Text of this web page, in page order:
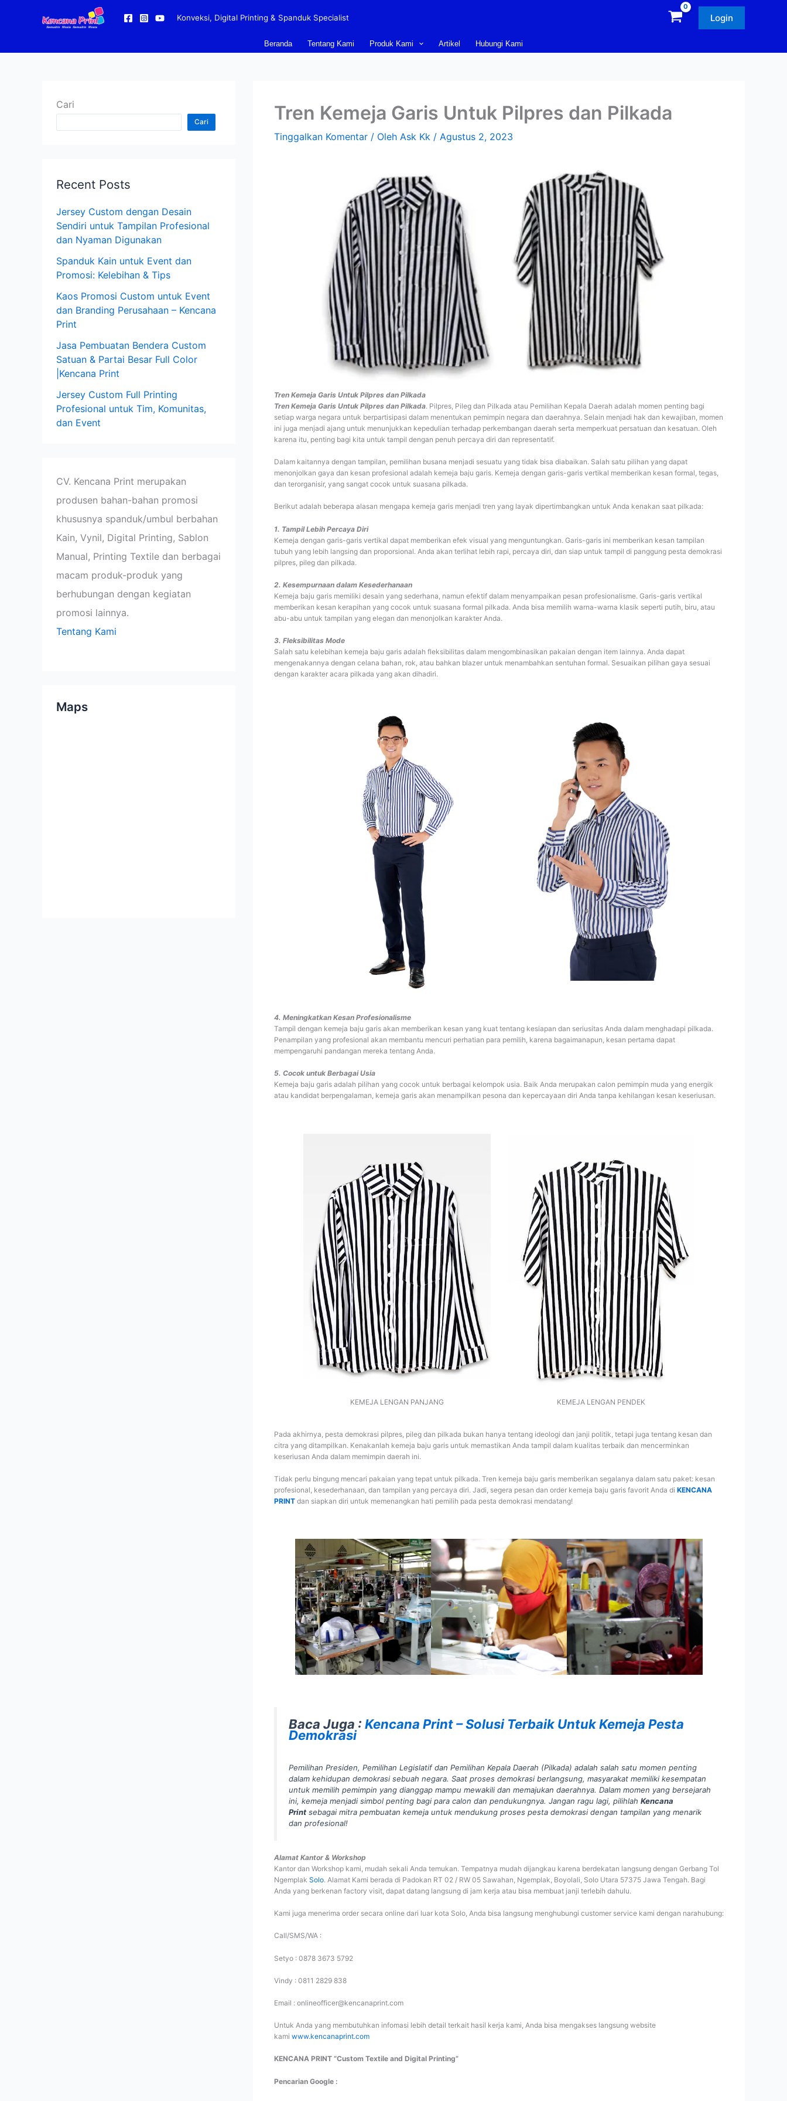
Konveksi, Digital Printing & Spanduk Specialist Login
Beranda Tentang Kami Produk Kami Artikel Hubungi Kami
Cari
Cari
Recent Posts
Jersey Custom dengan Desain
Sendiri untuk Tampilan Profesional
dan Nyaman Digunakan
Spanduk Kain untuk Event dan
Promosi: Kelebihan & Tips
Kaos Promosi Custom untuk Event
dan Branding Perusahaan – Kencana
Print
Jasa Pembuatan Bendera Custom
Satuan & Partai Besar Full Color
|Kencana Print
Jersey Custom Full Printing
Profesional untuk Tim, Komunitas,
dan Event
CV. Kencana Print merupakan
produsen bahan-bahan promosi
khususnya spanduk/umbul berbahan
Kain, Vynil, Digital Printing, Sablon
Manual, Printing Textile dan berbagai
macam produk-produk yang
berhubungan dengan kegiatan
promosi lainnya.
Tentang Kami
Maps
Tren Kemeja Garis Untuk Pilpres dan Pilkada
Tinggalkan Komentar / Oleh Ask Kk / Agustus 2, 2023
Tren Kemeja Garis Untuk Pilpres dan Pilkada
Tren Kemeja Garis Untuk Pilpres dan Pilkada. Pilpres, Pileg dan Pilkada atau Pemilihan Kepala Daerah adalah momen penting bagi
setiap warga negara untuk berpartisipasi dalam menentukan pemimpin negara dan daerahnya. Selain menjadi hak dan kewajiban, momen
ini juga menjadi ajang untuk menunjukkan kepedulian terhadap perkembangan daerah serta memperkuat persatuan dan kesatuan. Oleh
karena itu, penting bagi kita untuk tampil dengan penuh percaya diri dan representatif.
Dalam kaitannya dengan tampilan, pemilihan busana menjadi sesuatu yang tidak bisa diabaikan. Salah satu pilihan yang dapat
menonjolkan gaya dan kesan profesional adalah kemeja baju garis. Kemeja dengan garis-garis vertikal memberikan kesan formal, tegas,
dan terorganisir, yang sangat cocok untuk suasana pilkada.
Berikut adalah beberapa alasan mengapa kemeja garis menjadi tren yang layak dipertimbangkan untuk Anda kenakan saat pilkada:
1. Tampil Lebih Percaya Diri
Kemeja dengan garis-garis vertikal dapat memberikan efek visual yang menguntungkan. Garis-garis ini memberikan kesan tampilan
tubuh yang lebih langsing dan proporsional. Anda akan terlihat lebih rapi, percaya diri, dan siap untuk tampil di panggung pesta demokrasi
pilpres, pileg dan pilkada.
2. Kesempurnaan dalam Kesederhanaan
Kemeja baju garis memiliki desain yang sederhana, namun efektif dalam menyampaikan pesan profesionalisme. Garis-garis vertikal
memberikan kesan kerapihan yang cocok untuk suasana formal pilkada. Anda bisa memilih warna-warna klasik seperti putih, biru, atau
abu-abu untuk tampilan yang elegan dan menonjolkan karakter Anda.
3. Fleksibilitas Mode
Salah satu kelebihan kemeja baju garis adalah fleksibilitas dalam mengombinasikan pakaian dengan item lainnya. Anda dapat
mengenakannya dengan celana bahan, rok, atau bahkan blazer untuk menambahkan sentuhan formal. Sesuaikan pilihan gaya sesuai
dengan karakter acara pilkada yang akan dihadiri.
4. Meningkatkan Kesan Profesionalisme
Tampil dengan kemeja baju garis akan memberikan kesan yang kuat tentang kesiapan dan seriusitas Anda dalam menghadapi pilkada.
Penampilan yang profesional akan membantu mencuri perhatian para pemilih, karena bagaimanapun, kesan pertama dapat
mempengaruhi pandangan mereka tentang Anda.
5. Cocok untuk Berbagai Usia
Kemeja baju garis adalah pilihan yang cocok untuk berbagai kelompok usia. Baik Anda merupakan calon pemimpin muda yang energik
atau kandidat berpengalaman, kemeja garis akan menampilkan pesona dan kepercayaan diri Anda tanpa kehilangan kesan keseriusan.
KEMEJA LENGAN PANJANG KEMEJA LENGAN PENDEK
Pada akhirnya, pesta demokrasi pilpres, pileg dan pilkada bukan hanya tentang ideologi dan janji politik, tetapi juga tentang kesan dan
citra yang ditampilkan. Kenakanlah kemeja baju garis untuk memastikan Anda tampil dalam kualitas terbaik dan mencerminkan
keseriusan Anda dalam memimpin daerah ini.
Tidak perlu bingung mencari pakaian yang tepat untuk pilkada. Tren kemeja baju garis memberikan segalanya dalam satu paket: kesan
profesional, kesederhanaan, dan tampilan yang percaya diri. Jadi, segera pesan dan order kemeja baju garis favorit Anda di KENCANA
PRINT dan siapkan diri untuk memenangkan hati pemilih pada pesta demokrasi mendatang!
Baca Juga : Kencana Print – Solusi Terbaik Untuk Kemeja Pesta
Demokrasi
Pemilihan Presiden, Pemilihan Legislatif dan Pemilihan Kepala Daerah (Pilkada) adalah salah satu momen penting
dalam kehidupan demokrasi sebuah negara. Saat proses demokrasi berlangsung, masyarakat memiliki kesempatan
untuk memilih pemimpin yang dianggap mampu mewakili dan memajukan daerahnya. Dalam momen yang bersejarah
ini, kemeja menjadi simbol penting bagi para calon dan pendukungnya. Jangan ragu lagi, pilihlah Kencana
Print sebagai mitra pembuatan kemeja untuk mendukung proses pesta demokrasi dengan tampilan yang menarik
dan profesional!
Alamat Kantor & Workshop
Kantor dan Workshop kami, mudah sekali Anda temukan. Tempatnya mudah dijangkau karena berdekatan langsung dengan Gerbang Tol
Ngemplak Solo. Alamat Kami berada di Padokan RT 02 / RW 05 Sawahan, Ngemplak, Boyolali, Solo Utara 57375 Jawa Tengah. Bagi
Anda yang berkenan factory visit, dapat datang langsung di jam kerja atau bisa membuat janji terlebih dahulu.
Kami juga menerima order secara online dari luar kota Solo, Anda bisa langsung menghubungi customer service kami dengan narahubung:
Call/SMS/WA :
Setyo : 0878 3673 5792
Vindy : 0811 2829 838
Email : onlineofficer@kencanaprint.com
Untuk Anda yang membutuhkan infomasi lebih detail terkait hasil kerja kami, Anda bisa mengakses langsung website
kami www.kencanaprint.com
KENCANA PRINT “Custom Textile and Digital Printing”
Pencarian Google :